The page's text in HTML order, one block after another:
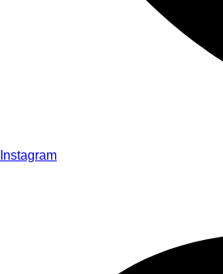
Instagram